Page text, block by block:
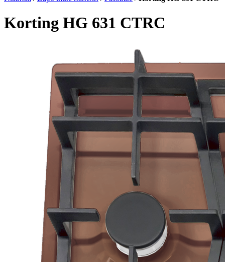
Korting HG 631 CTRC